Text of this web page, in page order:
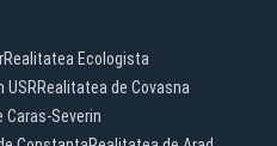
Realitatea Ecologista
USRRealitatea de Covasna
Caras-Severin